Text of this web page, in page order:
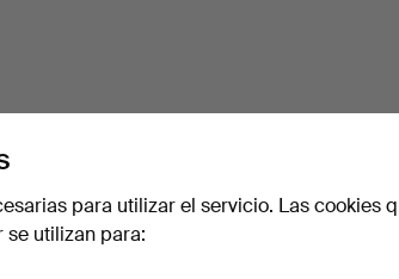
para utilizar el servicio. Las cookies
se utilizan para: